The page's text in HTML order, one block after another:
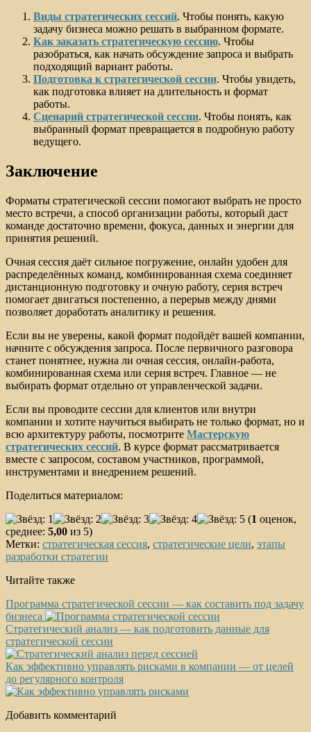
Виды стратегических сессий. Чтобы понять, какую
задачу бизнеса можно решать в выбранном формате.
Как заказать стратегическую сессию. Чтобы
разобраться, как начать обсуждение запроса и выбрать
подходящий вариант работы.
Подготовка к стратегической сессии. Чтобы увидеть,
как подготовка влияет на длительность и формат
работы.
Сценарий стратегической сессии. Чтобы понять, как
выбранный формат превращается в подробную работу
ведущего.
Заключение
Форматы стратегической сессии помогают выбрать не просто
место встречи, а способ организации работы, который даст
команде достаточно времени, фокуса, данных и энергии для
принятия решений.
Очная сессия даёт сильное погружение, онлайн удобен для
распределённых команд, комбинированная схема соединяет
дистанционную подготовку и очную работу, серия встреч
помогает двигаться постепенно, а перерыв между днями
позволяет доработать аналитику и решения.
Если вы не уверены, какой формат подойдёт вашей компании,
начните с обсуждения запроса. После первичного разговора
станет понятнее, нужна ли очная сессия, онлайн-работа,
комбинированная схема или серия встреч. Главное — не
выбирать формат отдельно от управленческой задачи.
Если вы проводите сессии для клиентов или внутри
компании и хотите научиться выбирать не только формат, но и
всю архитектуру работы, посмотрите Мастерскую
стратегических сессий. В курсе формат рассматривается
вместе с запросом, составом участников, программой,
инструментами и внедрением решений.
Поделиться материалом:
(1 оценок,
среднее: 5,00 из 5)
Метки: стратегическая сессия, стратегические цели, этапы
разработки стратегии
Читайте также
Программа стратегической сессии — как составить под задачу
бизнеса
Стратегический анализ — как подготовить данные для
стратегической сессии
Как эффективно управлять рисками в компании — от целей
до регулярного контроля
Добавить комментарий